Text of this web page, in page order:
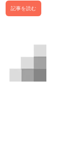
記事を読む